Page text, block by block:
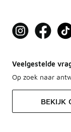
Veelgestelde
Op zoek naar
BEKIJK